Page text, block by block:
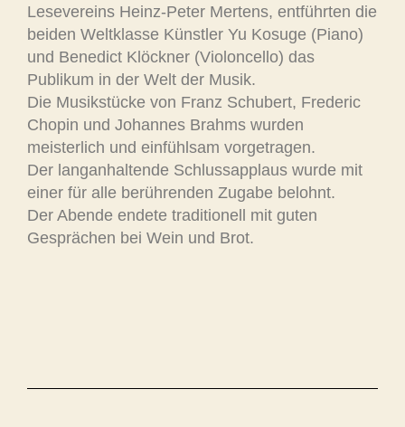
Lesevereins Heinz-Peter Mertens, entführten die
beiden Weltklasse Künstler Yu Kosuge (Piano)
und Benedict Klöckner (Violoncello) das
Publikum in der Welt der Musik.
Die Musikstücke von Franz Schubert, Frederic
Chopin und Johannes Brahms wurden
meisterlich und einfühlsam vorgetragen.
Der langanhaltende Schlussapplaus wurde mit
einer für alle berührenden Zugabe belohnt.
Der Abende endete traditionell mit guten
Gesprächen bei Wein und Brot.